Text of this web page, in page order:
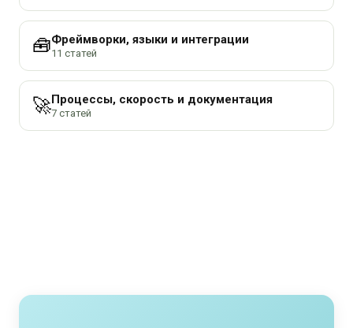
🧰Фреймворки, языки и интеграции
11 статей
🚀Процессы, скорость и документация
7 статей